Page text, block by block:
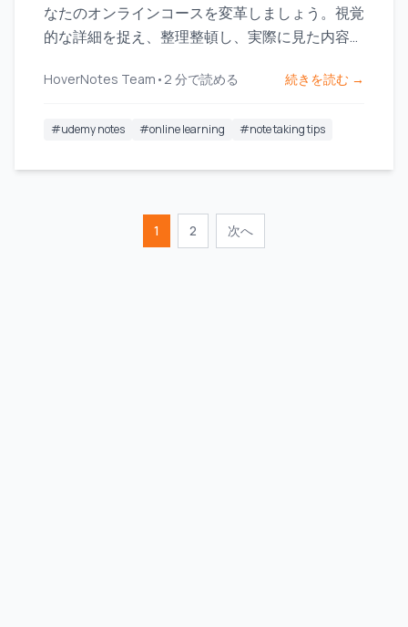
なたのオンラインコースを変革しましょう。視覚
的な詳細を捉え、整理整頓し、実際に見た内容を
HoverNotes Team • 2 分で読める 続きを読む →
#udemy notes #online learning #note taking tips
1 2 次へ